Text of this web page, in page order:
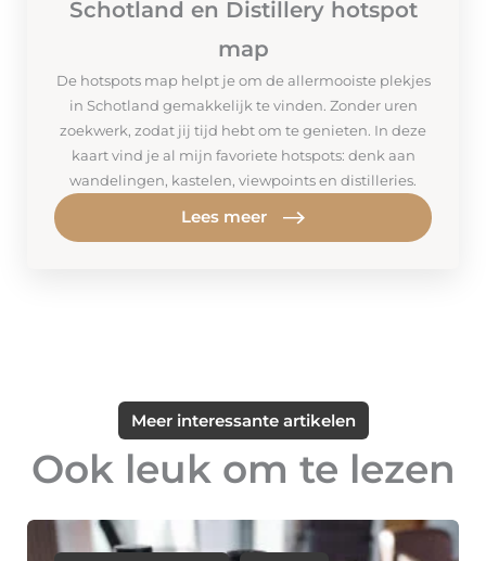
Schotland en Distillery hotspot
map
De hotspots map helpt je om de allermooiste plekjes
in Schotland gemakkelijk te vinden. Zonder uren
zoekwerk, zodat jij tijd hebt om te genieten. In deze
kaart vind je al mijn favoriete hotspots: denk aan
wandelingen, kastelen, viewpoints en distilleries.
Lees meer
Meer interessante artikelen
Ook leuk om te lezen